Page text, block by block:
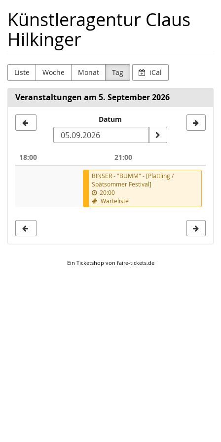
Haupt-
Inhalt
springen
Künstleragentur Claus
Hilkinger
Liste Woche Monat Tag iCal
Veranstaltungen am 5. September 2026
zur
auswählen
Datum
18:00 21:00
BINSER - "BUMM" - [Plattling /
Spätsommer Festival]
20:00
Warteliste
Ein Ticketshop von faire-tickets.de